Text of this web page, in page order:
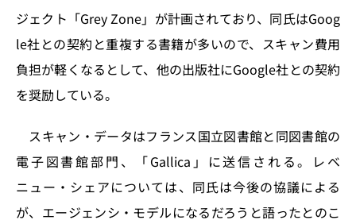
ジェクト「Grey Zone」が計画されており、同氏はGoog
le社との契約と重複する書籍が多いので、スキャン費用
負担が軽くなるとして、他の出版社にGoogle社との契約
を奨励している。
スキャン・データはフランス国立図書館と同図書館の
電子図書館部門、「Gallica」に送信される。レベ
ニュー・シェアについては、同氏は今後の協議による
が、エージェンシ・モデルになるだろうと語ったとのこ